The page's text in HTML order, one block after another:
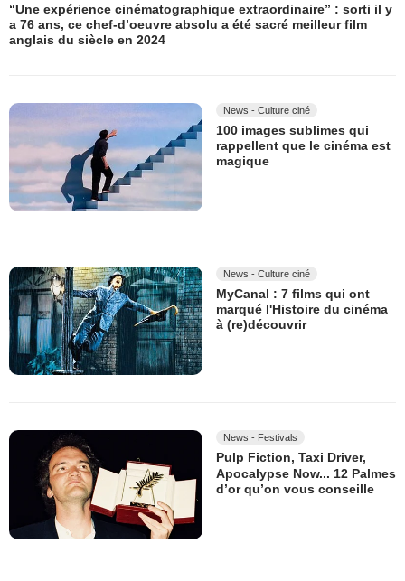
“Une expérience cinématographique extraordinaire” : sorti il y
a 76 ans, ce chef-d’oeuvre absolu a été sacré meilleur film
anglais du siècle en 2024
News - Culture ciné
100 images sublimes qui
rappellent que le cinéma est
magique
News - Culture ciné
MyCanal : 7 films qui ont
marqué l'Histoire du cinéma
à (re)découvrir
News - Festivals
Pulp Fiction, Taxi Driver,
Apocalypse Now... 12 Palmes
d’or qu’on vous conseille